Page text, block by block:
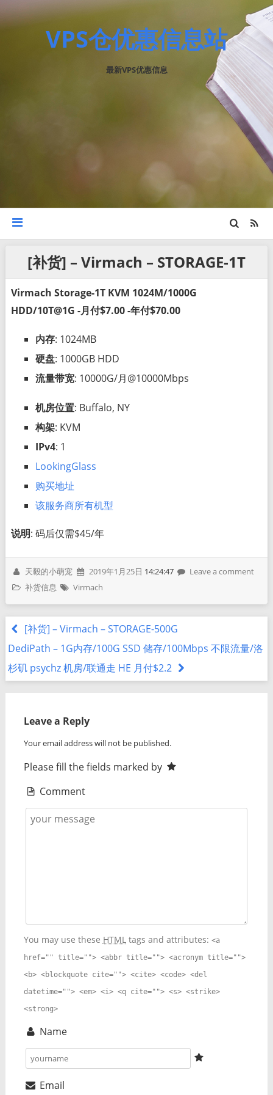
VPS仓优惠信息站
最新VPS优惠信息
[补货] – Virmach – STORAGE-1T
Virmach Storage-1T KVM 1024M/1000G
HDD/10T@1G -月付$7.00 -年付$70.00
内存: 1024MB
硬盘: 1000GB HDD
流量带宽: 10000G/月@10000Mbps
机房位置: Buffalo, NY
构架: KVM
IPv4: 1
LookingGlass
购买地址
该服务商所有机型
说明: 码后仅需$45/年
天毅的小萌宠 2019年1月25日 14:24:47
Leave a comment
补货信息
Virmach
[补货] – Virmach – STORAGE-500G
DediPath – 1G内存/100G SSD 储存/100Mbps 不限流量/洛
杉矶 psychz 机房/联通走 HE 月付$2.2
Leave a Reply
Your email address will not be published.
Please fill the fields marked by
Comment
You may use these HTMLtags and attributes: <a
href="" title=""> <abbr title=""> <acronym title="">
<b> <blockquote cite=""> <cite> <code> <del
datetime=""> <em> <i> <q cite=""> <s> <strike>
<strong>
Name
Email